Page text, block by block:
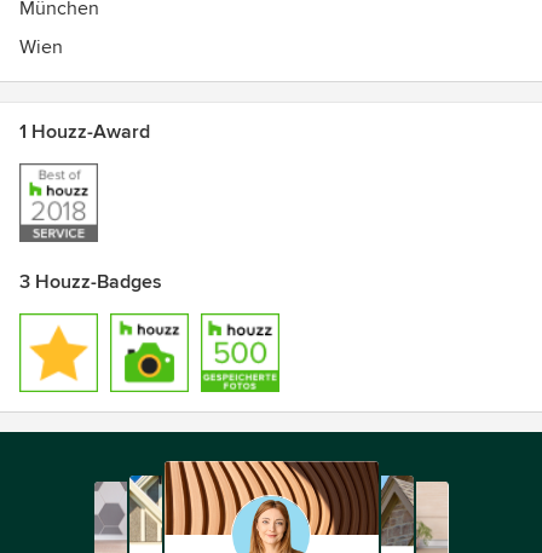
München
Wien
1 Houzz-Award
3 Houzz-Badges